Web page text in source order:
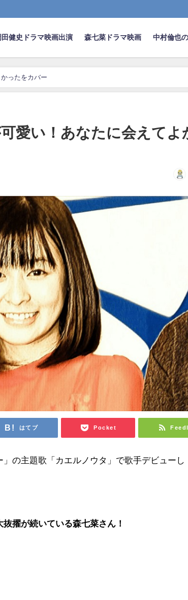
田健史ドラマ映画出演 森七菜ドラマ映画 中村倫也
ったをカバー
愛い！あなたに会えてよ
はてブ Pocket
の主題歌「カエルノウタ」で歌手デビューし
擢が続いている森七菜さん！